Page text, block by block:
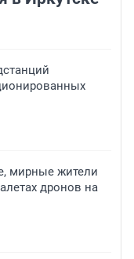
мирные жители
дронов на